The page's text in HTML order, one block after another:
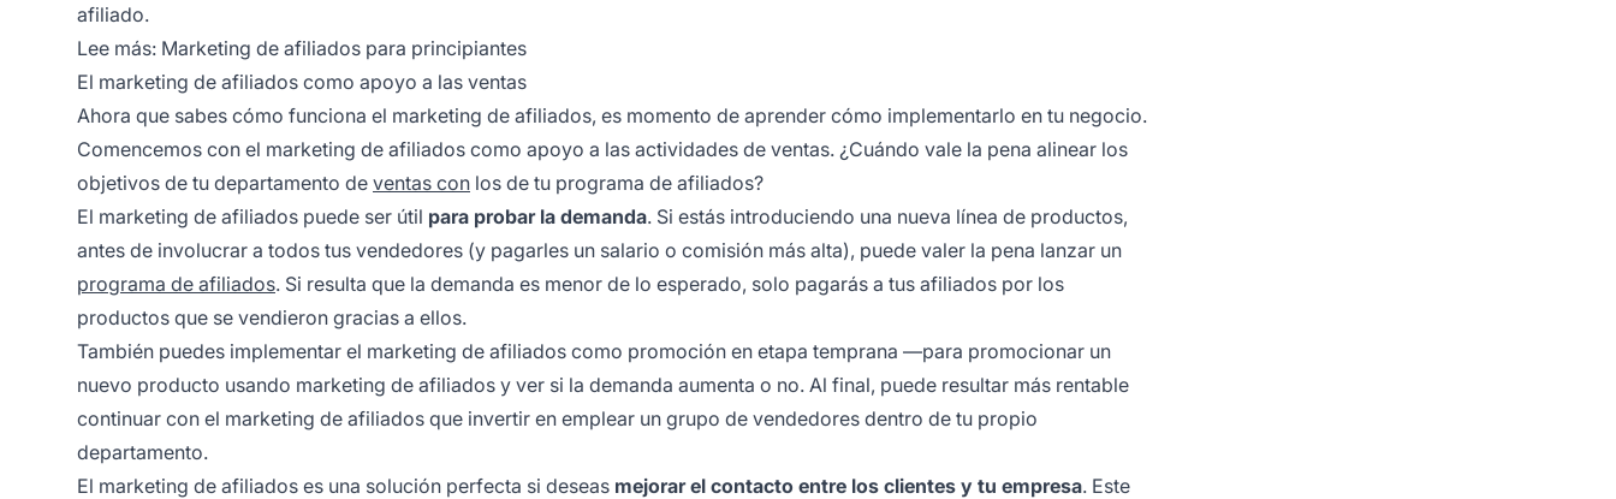
afiliado.
Lee más: Marketing de afiliados para principiantes
El marketing de afiliados como apoyo a las ventas
Ahora que sabes cómo funciona el marketing de afiliados, es momento de aprender cómo implementarlo en tu negocio.
Comencemos con el marketing de afiliados como apoyo a las actividades de ventas. ¿Cuándo vale la pena alinear los
objetivos de tu departamento de ventas con los de tu programa de afiliados?
El marketing de afiliados puede ser útil para probar la demanda. Si estás introduciendo una nueva línea de productos,
antes de involucrar a todos tus vendedores (y pagarles un salario o comisión más alta), puede valer la pena lanzar un
programa de afiliados. Si resulta que la demanda es menor de lo esperado, solo pagarás a tus afiliados por los
productos que se vendieron gracias a ellos.
También puedes implementar el marketing de afiliados como promoción en etapa temprana —para promocionar un
nuevo producto usando marketing de afiliados y ver si la demanda aumenta o no. Al final, puede resultar más rentable
continuar con el marketing de afiliados que invertir en emplear un grupo de vendedores dentro de tu propio
departamento.
El marketing de afiliados es una solución perfecta si deseas mejorar el contacto entre los clientes y tu empresa. Este